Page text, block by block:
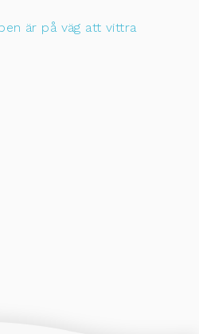
är på väg att vittra